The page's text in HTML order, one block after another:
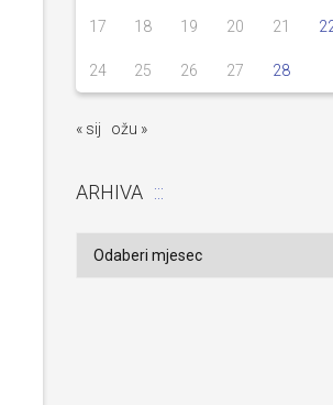
17 18 19 20 21
24 25 26 27 28
« sij ožu »
ARHIVA
Arhiva